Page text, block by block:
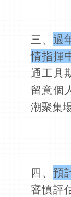
三、 過
情指揮
通工具
留意個
潮聚集
四、 預
審慎評